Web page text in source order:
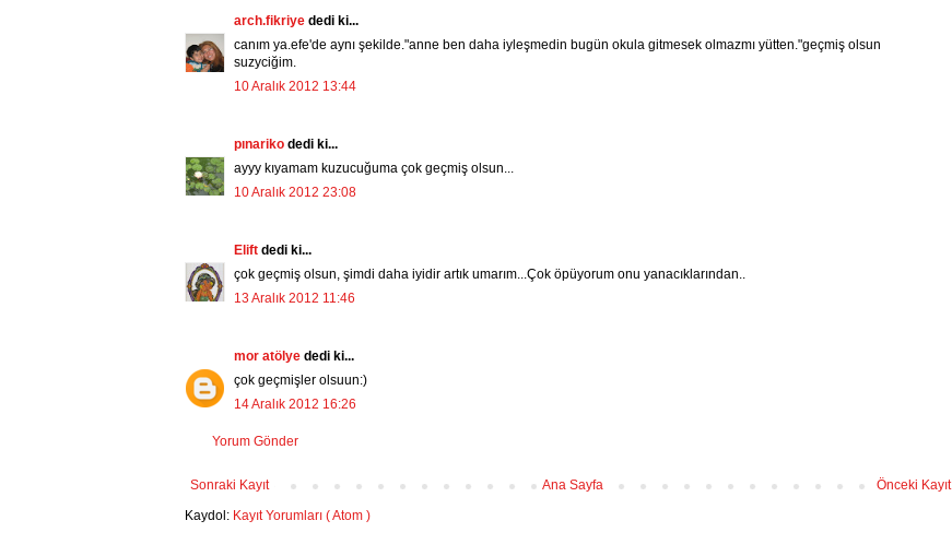
arch.fikriye dedi ki...
canım ya.efe'de aynı şekilde."anne ben daha iyleşmedin bugün okula gitmesek olmazmı yütten."geçmiş olsun
suzyciğim.
10 Aralık 2012 13:44
pınariko dedi ki...
ayyy kıyamam kuzucuğuma çok geçmiş olsun...
10 Aralık 2012 23:08
Elift dedi ki...
çok geçmiş olsun, şimdi daha iyidir artık umarım...Çok öpüyorum onu yanacıklarından..
13 Aralık 2012 11:46
mor atölye dedi ki...
çok geçmişler olsuun:)
14 Aralık 2012 16:26
Yorum Gönder
Sonraki Kayıt Önceki Kayıt
Ana Sayfa
Kaydol: Kayıt Yorumları ( Atom )